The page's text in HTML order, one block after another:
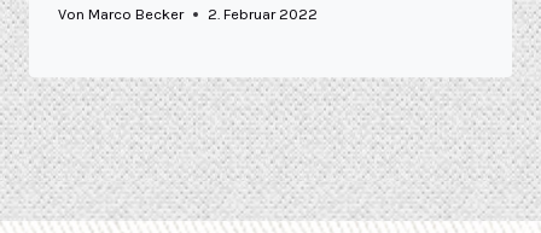
Von Marco Becker 2. Februar 2022